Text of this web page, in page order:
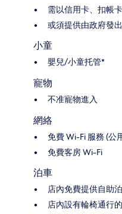
需以信用卡、扣帳
或須提供由政府發
小童
嬰兒/小童托管*
寵物
不准寵物進入
網絡
免費 Wi-Fi 服務 (公
免費客房 Wi-Fi
泊車
店內免費提供自助
店內設有輪椅通行